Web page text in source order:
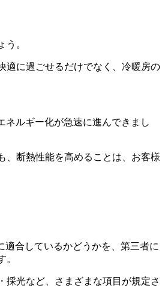
。
適に過ごせるだけでなく、冷暖房の
ネルギー化が急速に進んできまし
、断熱性能を高めることは、お客様
合しているかどうかを、第三者に
採光など、さまざまな項目が規定さ